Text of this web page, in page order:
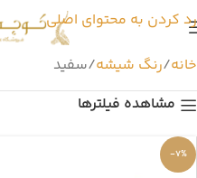
رد کردن به محتوای اصلی
خانه رنگ شیشه سفید
مشاهده فیلترها
-7%